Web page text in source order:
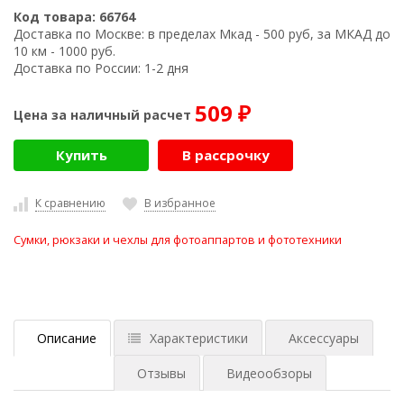
Код товара: 66764
Доставка по Москве: в пределах Мкад - 500 руб, за МКАД до
10 км - 1000 руб.
Доставка по России: 1-2 дня
Цена за наличный расчет 509 ₽
Купить В рассрочку
К сравнению В избранное
Сумки, рюкзаки и чехлы для фотоаппартов и фототехники
Описание Характеристики Аксессуары
Отзывы Видеообзоры